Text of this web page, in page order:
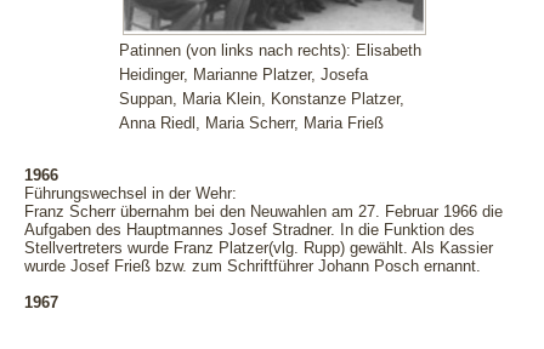
Patinnen (von links nach rechts): Elisabeth
Heidinger, Marianne Platzer, Josefa
Suppan, Maria Klein, Konstanze Platzer,
Anna Riedl, Maria Scherr, Maria Frieß
1966
Führungswechsel in der Wehr:
Franz Scherr übernahm bei den Neuwahlen am 27. Februar 1966 die
Aufgaben des Hauptmannes Josef Stradner. In die Funktion des
Stellvertreters wurde Franz Platzer(vlg. Rupp) gewählt. Als Kassier
wurde Josef Frieß bzw. zum Schriftführer Johann Posch ernannt.
1967